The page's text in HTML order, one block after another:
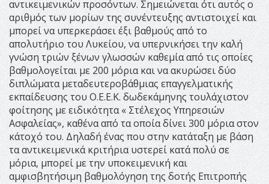
αντικειμενικών προσόντων. Σημειώνεται ότι αυτός ο
αριθμός των μορίων της συνέντευξης αντιστοιχεί και
μπορεί να υπερκεράσει έξι βαθμούς από το
απολυτήριο του Λυκείου, να υπερνικήσει την καλή
γνώση τριών ξένων γλωσσών καθεμία από τις οποίες
βαθμολογείται με 200 μόρια και να ακυρώσει δύο
διπλώματα μεταδευτεροβάθμιας επαγγελματικής
εκπαίδευσης του Ο.Ε.Ε.Κ. δωδεκάμηνης τουλάχιστον
φοίτησης με ειδικότητα « Στέλεχος Υπηρεσιών
Ασφαλείας», καθένα από τα οποία δίνει 300 μόρια στον
κάτοχό του. Δηλαδή ένας που στην κατάταξη με βάση
τα αντικειμενικά κριτήρια υστερεί κατά πολύ σε
μόρια, μπορεί με την υποκειμενική και
αμφισβητήσιμη βαθμολόγηση της δοτής Επιτροπής